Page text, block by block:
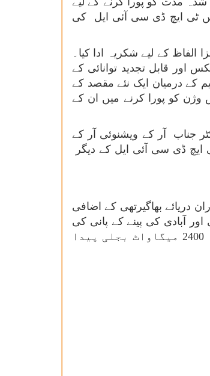
میں ٹی ایچ ڈی سی آئی ایل کی
کے لیے شکریہ ادا کیا۔
اور قابل تجدید توانائی کے
کے درمیان ایک نئے مقصد کے
وژن کو پورا کرنے میں ان کے
جناب آر کے ویشنوئی آر کے
ایچ ڈی سی آئی ایل کے دیگر
دریائے بھاگیرتھی کے اضافی
آبادی کی پینے کے پانی کی
ضروریات کو پورا کرنے کے لیے ذخیرہ شدہ پانی کو چھوڑنے کے لیے ڈیزائن کیا گیا ہے ، جبکہ سخت ضرورت کے دوران 2400 میگاواٹ بجلی پیدا